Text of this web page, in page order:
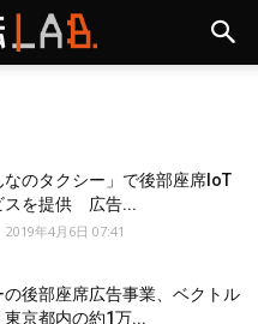
のタクシー」で後部座席IoT
スを提供 広告...
2019年4月6日 07:41
後部座席広告事業、ベクトル
京都内の約1万...